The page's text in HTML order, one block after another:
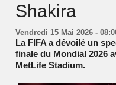
Shakira
Vendredi 15 Mai 2026 -
La FIFA a dévoilé un
finale du Mondial 2026
MetLife Stadium.